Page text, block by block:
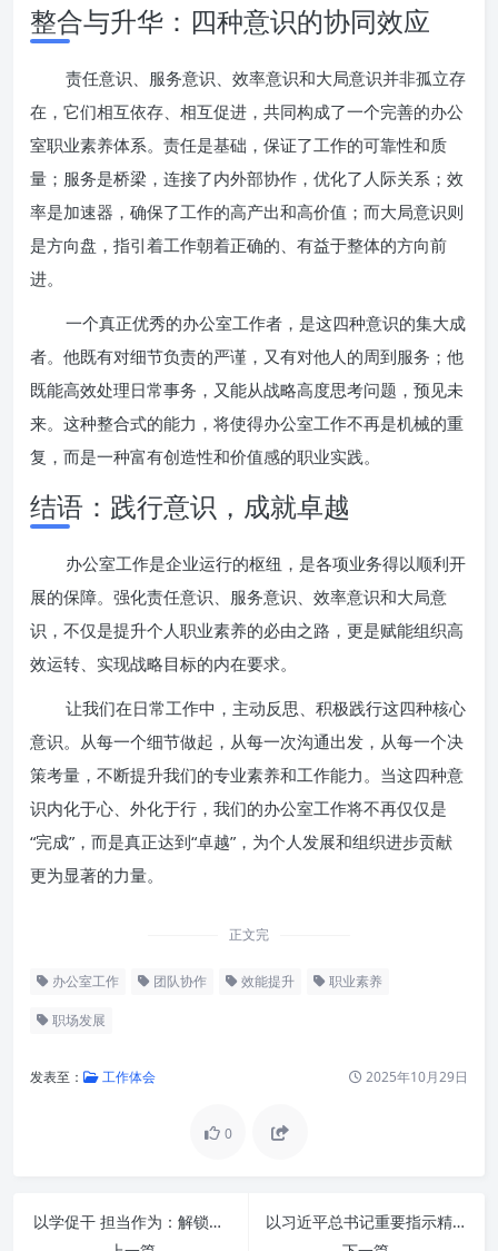
整合与升华：四种意识的协同效应
责任意识、服务意识、效率意识和大局意识并非孤立存
在，它们相互依存、相互促进，共同构成了一个完善的办公
室职业素养体系。责任是基础，保证了工作的可靠性和质
量；服务是桥梁，连接了内外部协作，优化了人际关系；效
率是加速器，确保了工作的高产出和高价值；而大局意识则
是方向盘，指引着工作朝着正确的、有益于整体的方向前
进。
一个真正优秀的办公室工作者，是这四种意识的集大成
者。他既有对细节负责的严谨，又有对他人的周到服务；他
既能高效处理日常事务，又能从战略高度思考问题，预见未
来。这种整合式的能力，将使得办公室工作不再是机械的重
复，而是一种富有创造性和价值感的职业实践。
结语：践行意识，成就卓越
办公室工作是企业运行的枢纽，是各项业务得以顺利开
展的保障。强化责任意识、服务意识、效率意识和大局意
识，不仅是提升个人职业素养的必由之路，更是赋能组织高
效运转、实现战略目标的内在要求。
让我们在日常工作中，主动反思、积极践行这四种核心
意识。从每一个细节做起，从每一次沟通出发，从每一个决
策考量，不断提升我们的专业素养和工作能力。当这四种意
识内化于心、外化于行，我们的办公室工作将不再仅仅是
“完成”，而是真正达到“卓越”，为个人发展和组织进步贡献
更为显著的力量。
正文完
办公室工作 团队协作 效能提升 职业素养
职场发展
发表至： 工作体会 2025年10月29日
0
以学促干 担当作为：解锁个人与组织发展的核心动力
以习近平总书记重要指示精神为指引，着力推动办公室工作高质量发展
提升服务意识：内外兼修，协同